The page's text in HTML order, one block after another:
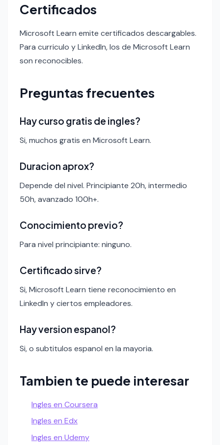
Certificados
Microsoft Learn emite certificados descargables.
Para curriculo y LinkedIn, los de Microsoft Learn
son reconocibles.
Preguntas frecuentes
Hay curso gratis de ingles?
Si, muchos gratis en Microsoft Learn.
Duracion aprox?
Depende del nivel. Principiante 20h, intermedio
50h, avanzado 100h+.
Conocimiento previo?
Para nivel principiante: ninguno.
Certificado sirve?
Si, Microsoft Learn tiene reconocimiento en
LinkedIn y ciertos empleadores.
Hay version espanol?
Si, o subtitulos espanol en la mayoria.
Tambien te puede interesar
Ingles en Coursera
Ingles en Edx
Ingles en Udemy